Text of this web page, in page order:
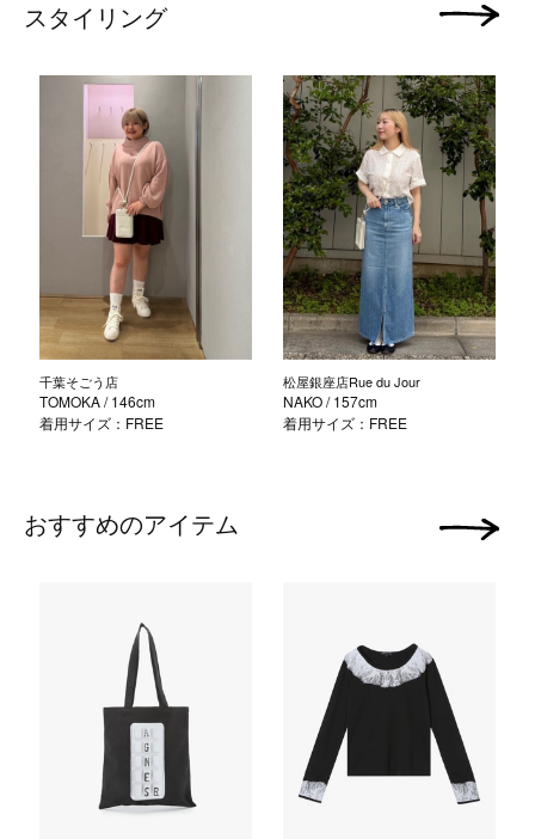
スタイリング
千葉そごう店
TOMOKA/ 146cm
着用サイズ：FREE
松屋銀座店Rue du Jour
NAKO/ 157cm
着用サイズ：FREE
次の画像
おすすめのアイテム 次の画像